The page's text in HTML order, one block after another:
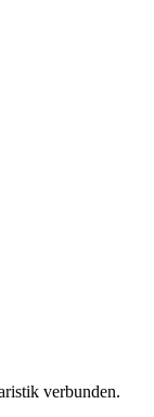
verbunden.